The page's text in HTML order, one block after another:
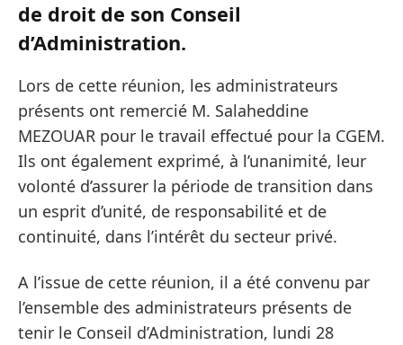
de droit de son Conseil
d’Administration.
Lors de cette réunion, les administrateurs
présents ont remercié M. Salaheddine
MEZOUAR pour le travail effectué pour la CGEM.
Ils ont également exprimé, à l’unanimité, leur
volonté d’assurer la période de transition dans
un esprit d’unité, de responsabilité et de
continuité, dans l’intérêt du secteur privé.
A l’issue de cette réunion, il a été convenu par
l’ensemble des administrateurs présents de
tenir le Conseil d’Administration, lundi 28